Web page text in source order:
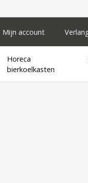
Mijn account
Horeca
bierkoelkasten